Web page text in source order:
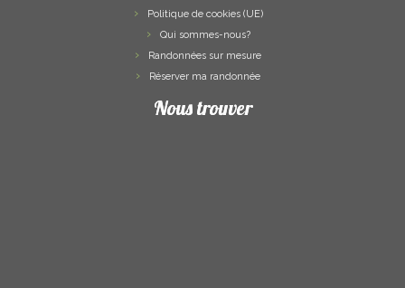
Politique de cookies (UE)
Qui sommes-nous?
Randonnées sur mesure
Réserver ma randonnée
Nous trouver